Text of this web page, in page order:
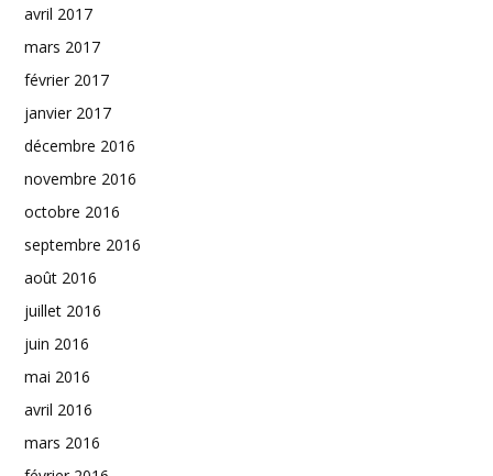
avril 2017
mars 2017
février 2017
janvier 2017
décembre 2016
novembre 2016
octobre 2016
septembre 2016
août 2016
juillet 2016
juin 2016
mai 2016
avril 2016
mars 2016